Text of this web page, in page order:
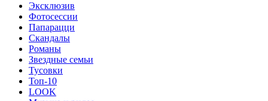
Эксклюзив
Фотосессии
Папарацци
Скандалы
Романы
Звездные семьи
Тусовки
Топ-10
LOOK